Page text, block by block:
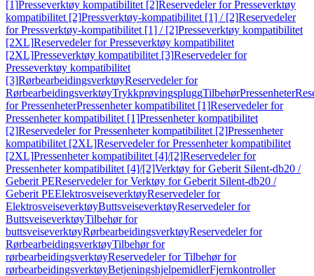
[1]Presseverktøy kompatibilitet [2]Reservedeler for Presseverktøy
kompatibilitet [2]Pressverktøy-kompatibilitet [1] / [2]Reservedeler
for Pressverktøy-kompatibilitet [1] / [2]Presseverktøy kompatibilitet
[2XL]Reservedeler for Presseverktøy kompatibilitet
[2XL]Presseverktøy kompatibilitet [3]Reservedeler for
Presseverktøy kompatibilitet
[3]RørbearbeidingsverktøyReservedeler for
RørbearbeidingsverktøyTrykkprøvingspluggTilbehørPressenheter
for PressenheterPressenheter kompatibilitet [1]Reservedeler for
Pressenheter kompatibilitet [1]Pressenheter kompatibilitet
[2]Reservedeler for Pressenheter kompatibilitet [2]Pressenheter
kompatibilitet [2XL]Reservedeler for Pressenheter kompatibilitet
[2XL]Pressenheter kompatibilitet [4]/[2]Reservedeler for
Pressenheter kompatibilitet [4]/[2]Verktøy for Geberit Silent-db20 /
Geberit PEReservedeler for Verktøy for Geberit Silent-db20 /
Geberit PEElektrosveiseverktøyReservedeler for
ElektrosveiseverktøyButtsveiseverktøyReservedeler for
ButtsveiseverktøyTilbehør for
buttsveiseverktøyRørbearbeidingsverktøyReservedeler for
RørbearbeidingsverktøyTilbehør for
rørbearbeidingsverktøyReservedeler for Tilbehør for
rørbearbeidingsverktøyBetjeningshjelpemidlerFjernkontroller